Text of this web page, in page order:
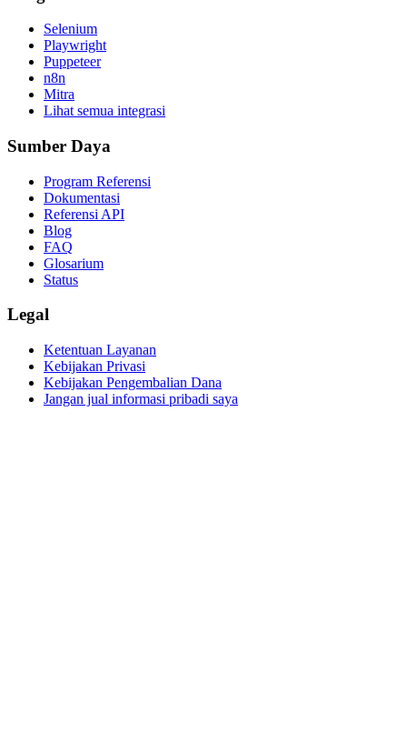
Selenium
Playwright
Puppeteer
n8n
Mitra
Lihat semua integrasi
Sumber Daya
Program Referensi
Dokumentasi
Referensi API
Blog
FAQ
Glosarium
Status
Legal
Ketentuan Layanan
Kebijakan Privasi
Kebijakan Pengembalian Dana
Jangan jual informasi pribadi saya